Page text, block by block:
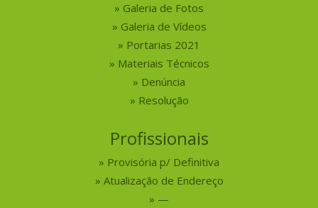
Galeria de Fotos
Galeria de Vídeos
Portarias 2021
Materiais Técnicos
Denúncia
Resolução
Profissionais
Provisória p/ Definitiva
Atualização de Endereço
—